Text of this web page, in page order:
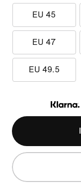
EU 45
EU 47
EU 49.5